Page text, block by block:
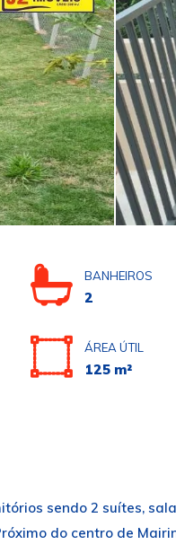
BANHEIROS
2
ÁREA ÚTIL
125 m²
sendo 2 suítes,
do centro de